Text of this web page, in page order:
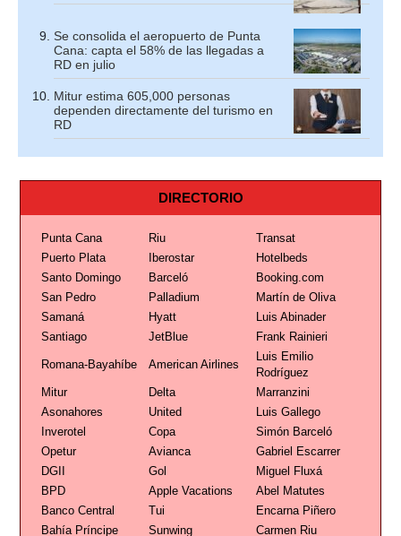
Se consolida el aeropuerto de Punta
Cana: capta el 58% de las llegadas a
RD en julio
Mitur estima 605,000 personas
dependen directamente del turismo en
RD
DIRECTORIO
Punta Cana Riu
Transat
Puerto Plata
Iberostar
Hotelbeds
Santo Domingo
Barceló
Booking.com
San Pedro
Palladium
Martín de Oliva
Samaná
Hyatt
Luis Abinader
Santiago
JetBlue Frank Rainieri
Romana-Bayahíbe American Airlines
Luis Emilio
Rodríguez
Mitur
Delta
Marranzini
Asonahores
United
Luis Gallego
Inverotel
Copa
Simón Barceló
Opetur
Avianca
Gabriel Escarrer
DGII
Gol
Miguel Fluxá
BPD
Apple Vacations
Abel Matutes
Banco Central
Tui
Encarna Piñero
Bahía Príncipe
Sunwing Carmen Riu